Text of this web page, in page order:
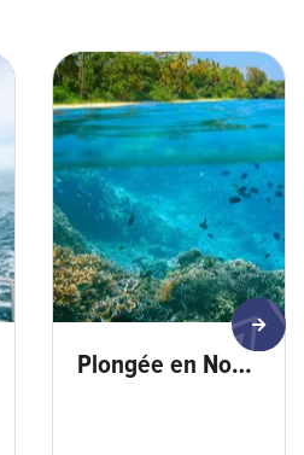
minLagon - min
Plongée en Nouvelle-Calédonie